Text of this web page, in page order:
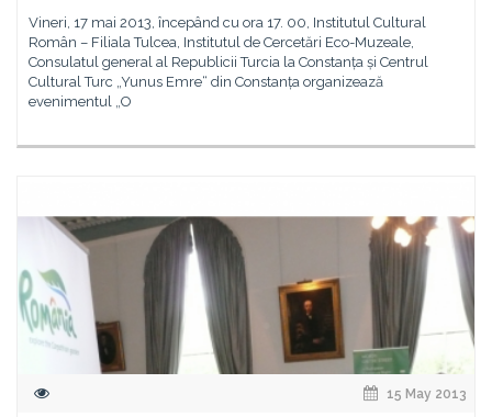
Vineri, 17 mai 2013, începând cu ora 17. 00, Institutul Cultural
Român – Filiala Tulcea, Institutul de Cercetări Eco-Muzeale,
Consulatul general al Republicii Turcia la Constanța și Centrul
Cultural Turc „Yunus Emre“ din Constanța organizează
evenimentul „O
15 May 2013